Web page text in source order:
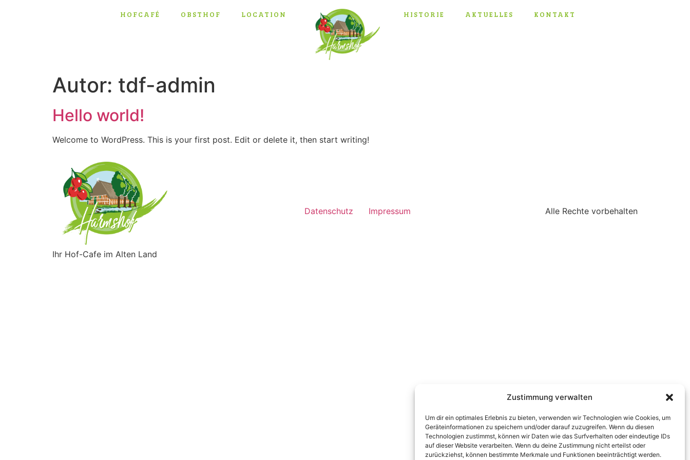
Zustimmung verwalten
Um dir ein optimales Erlebnis zu bieten, verwenden wir Technologien wie Cookies, um
Geräteinformationen zu speichern und/oder darauf zuzugreifen. Wenn du diesen
Technologien zustimmst, können wir Daten wie das Surfverhalten oder eindeutige IDs
auf dieser Website verarbeiten. Wenn du deine Zustimmung nicht erteilst oder
zurückziehst, können bestimmte Merkmale und Funktionen beeinträchtigt werden.
HOFCAFÉ OBSTHOF LOCATION HISTORIE AKTUELLES KONTAKT
Autor: tdf-admin
Hello world!
Welcome to WordPress. This is your first post. Edit or delete it, then start writing!
Ihr Hof-Cafe im Alten Land
Datenschutz Impressum Alle Rechte vorbehalten